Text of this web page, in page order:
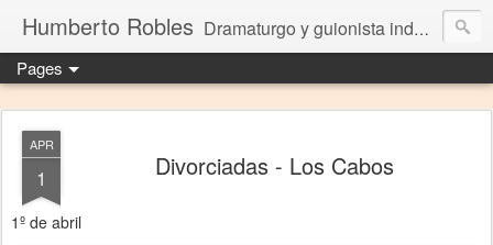
Humberto Robles Dramaturgo y guionista independiente
Pages
APR
1 Divorciadas - Los Cabos
1º de abril